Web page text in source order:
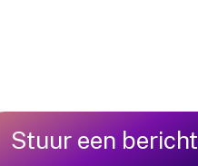
Stuur een bericht